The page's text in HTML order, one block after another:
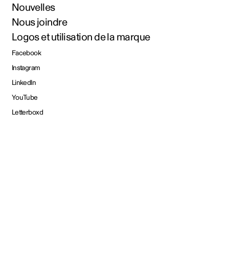
Nouvelles
Nous joindre
Logos et utilisation de la marque
Facebook
Instagram
LinkedIn
YouTube
Letterboxd